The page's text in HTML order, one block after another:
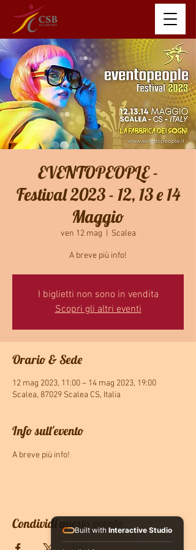
EVENTOPEOPLE -
Festival 2023 - 12, 13 e 14
Maggio
ven 12 mag Scalea
A breve più info!
I biglietti non sono in vendita
Scopri gli altri eventi
Orario & Sede
12 mag 2023, 11:00 – 14 mag 2023, 19:00
Scalea, 87029 Scalea CS, Italia
Info sull'evento
A breve più info!
Condividi questo evento
Built with Interactive Studio